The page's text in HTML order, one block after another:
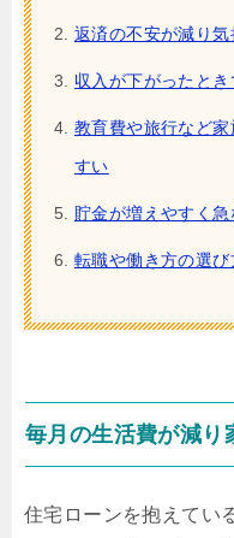
返済の不安が減り
収入が下がったと
教育費や旅行など
すい
貯金が増えやすく
転職や働き方の選
毎月の生活費が減り
住宅ローンを抱えてい